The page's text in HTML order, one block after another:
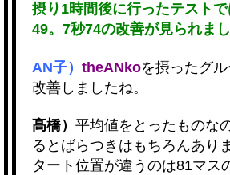
摂り1時間後に行ったテスト
49。7秒74の改善が見られまし
AN子） theANkoを摂ったグ
改善しましたね。
髙橋） 平均値をとったものな
るとばらつきはもちろんあり
タート位置が違うのは81マス